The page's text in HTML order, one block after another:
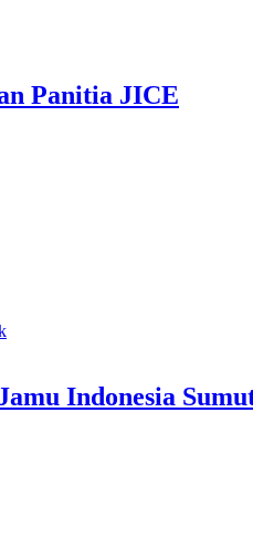
Panitia JICE
Indonesia